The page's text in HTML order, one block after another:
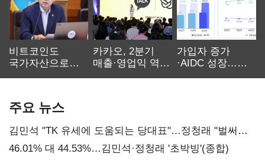
비트코인도
국가자산으로…'
카카오, 2분기
매출·영업익 역대
가입자 증가
·AIDC 성장…
주요 뉴스
김민석 "TK 유세에 도움되는 당대표"…정청래 "벌써
대표된 양 당직 배분"
46.01% 대 44.53%…김민석·정청래 '초박빙'(종합)